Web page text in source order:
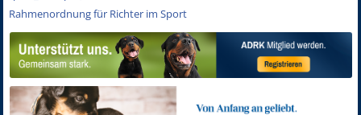
Rahmenordnung für Richter im Sport